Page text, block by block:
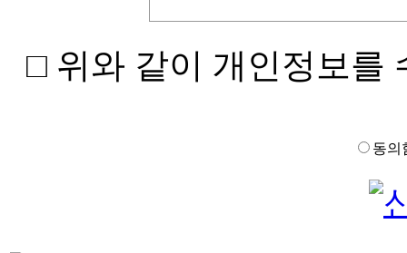
가. 개인정보 수집·
전자문서진본확인
는 다음의 목적 이
으며 이용 목적이
□ 위와 같이 개인정보를
동의